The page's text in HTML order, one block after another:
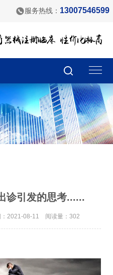
服务热线： 13007546599
诊引发的思考......
2021-08-11 阅读量：302